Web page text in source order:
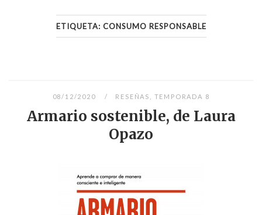
ETIQUETA: CONSUMO RESPONSABLE
08/12/2020 RESEÑAS TEMPORADA 8
Armario sostenible, de Laura
Opazo